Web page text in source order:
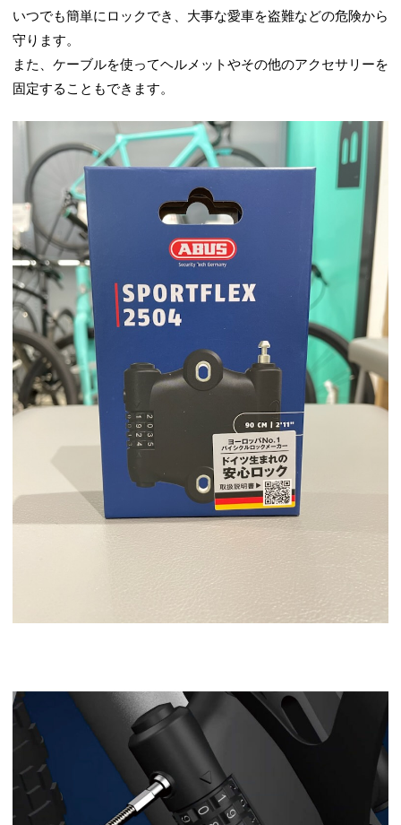
いつでも簡単にロックでき、大事な愛車を盗難などの危険から
守ります。
また、ケーブルを使ってヘルメットやその他のアクセサリーを
固定することもできます。